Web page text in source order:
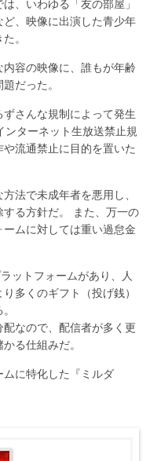
、いわゆる「友の部屋」
、映像に出演した青少年
。
容の映像に、誰もが年齢
だった。
さんな規制によって発生
ンターネット生放送禁止規
流通禁止に目的を置いた
法で未成年者を悪用し、
る方針だ。 また、万一の
ムに対しては重い過怠金
ットフォームがあり、人
多くのギフト（投げ銭）
なので、配信者が多く更
る仕組みだ。
に特化した『ミルダ